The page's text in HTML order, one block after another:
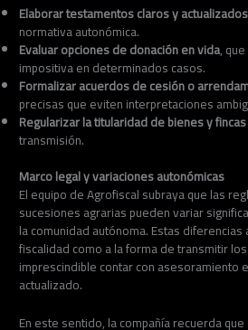
Elaborar testamentos claros y actualizados
normativa autonómica.
Evaluar opciones de donación en vida,
impositiva en determinados casos.
Formalizar acuerdos de cesión o
precisas que eviten interpretaciones
Regularizar la titularidad de bienes y fincas
transmisión.
Marco legal y variaciones autonómicas
El equipo de Agrofiscal subraya que las
sucesiones agrarias pueden variar
la comunidad autónoma. Estas diferencias
fiscalidad como a la forma de transmitir
imprescindible contar con asesoramiento
actualizado.
En este sentido, la compañía recuerda